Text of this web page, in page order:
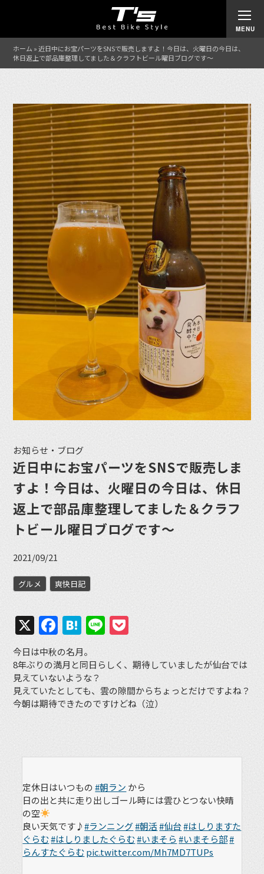
ホーム »近日中にお宝パーツをSNSで販売しますよ！今日は、火曜日の今日は、
休日返上で部品庫整理してました＆クラフトビール曜日ブログです〜
お知らせ・ブログ
近日中にお宝パーツをSNSで販売しま
すよ！今日は、火曜日の今日は、休日
返上で部品庫整理してました＆クラフ
トビール曜日ブログです〜
2021/09/21
グルメ 爽快日記
X Facebook
Hatena
Line
今日は中秋の名月。
8年ぶりの満月と同日らしく、期待していましたが仙台では
見えていないような？
見えていたとしても、雲の隙間からちょっとだけですよね？
今朝は期待できたのですけどね（泣）
定休日はいつもの#朝ラン から
日の出と共に走り出しゴール時には雲ひとつない快晴
の空
良い天気です♪#ランニング#朝活#仙台#はしりますた
ぐらむ#はしりましたぐらむ#いまそら #いまそら部#
らんすたぐらむpic.twitter.com/Mh7MD7TUPs